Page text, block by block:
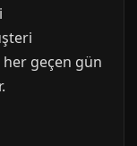
geçen gün